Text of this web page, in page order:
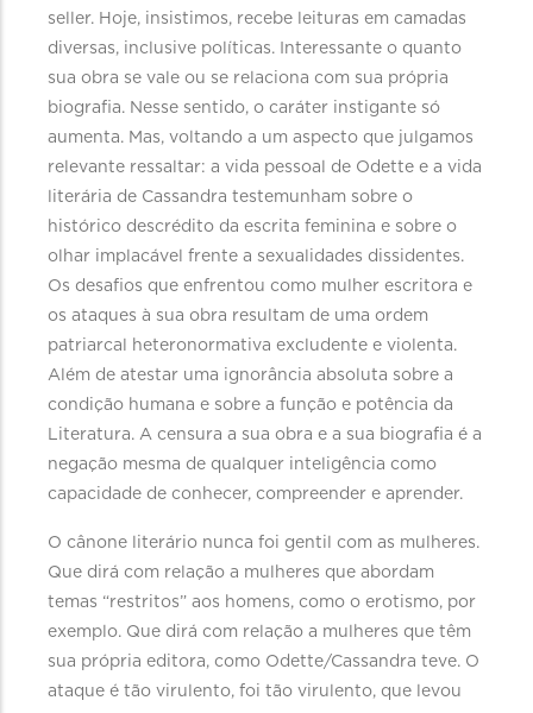
seller. Hoje, insistimos, recebe leituras em camadas
diversas, inclusive políticas. Interessante o quanto
sua obra se vale ou se relaciona com sua própria
biografia. Nesse sentido, o caráter instigante só
aumenta. Mas, voltando a um aspecto que julgamos
relevante ressaltar: a vida pessoal de Odette e a vida
literária de Cassandra testemunham sobre o
histórico descrédito da escrita feminina e sobre o
olhar implacável frente a sexualidades dissidentes.
Os desafios que enfrentou como mulher escritora e
os ataques à sua obra resultam de uma ordem
patriarcal heteronormativa excludente e violenta.
Além de atestar uma ignorância absoluta sobre a
condição humana e sobre a função e potência da
Literatura. A censura a sua obra e a sua biografia é a
negação mesma de qualquer inteligência como
capacidade de conhecer, compreender e aprender.
O cânone literário nunca foi gentil com as mulheres.
Que dirá com relação a mulheres que abordam
temas “restritos” aos homens, como o erotismo, por
exemplo. Que dirá com relação a mulheres que têm
sua própria editora, como Odette/Cassandra teve. O
ataque é tão virulento, foi tão virulento, que levou